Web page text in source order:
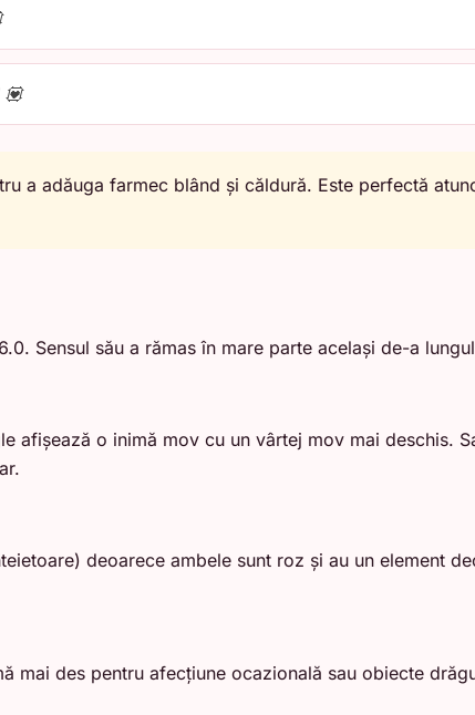
a adăuga farmec blând și căldură. Este perfectă
Sensul său a rămas în mare parte același de-a
afișează o inimă mov cu un vârtej mov mai deschis.
deoarece ambele sunt roz și au un element
mai des pentru afecțiune ocazională sau obiecte